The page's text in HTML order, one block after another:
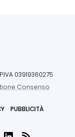
03919360275
Consenso
PUBBLICITÀ